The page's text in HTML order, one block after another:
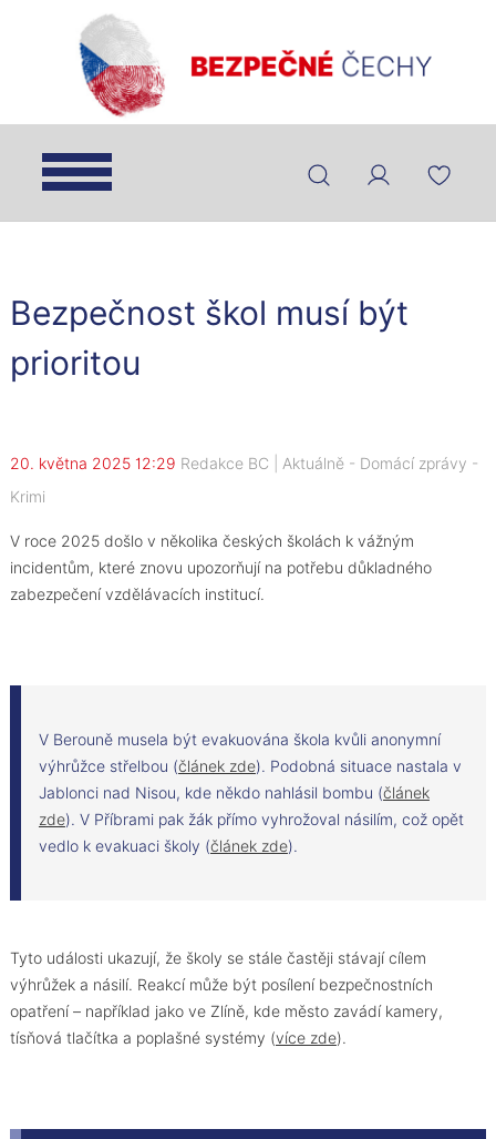
Bezpečnost škol musí být
prioritou
20. května 2025 12:29 Redakce BC Aktuálně- Domácí zprávy -
Krimi
V roce 2025 došlo v několika českých školách k vážným
incidentům, které znovu upozorňují na potřebu důkladného
zabezpečení vzdělávacích institucí.
V Berouně musela být evakuována škola kvůli anonymní
výhrůžce střelbou (článek zde). Podobná situace nastala v
Jablonci nad Nisou, kde někdo nahlásil bombu (článek
zde). V Příbrami pak žák přímo vyhrožoval násilím, což opět
vedlo k evakuaci školy (článek zde).
Tyto události ukazují, že školy se stále častěji stávají cílem
výhrůžek a násilí. Reakcí může být posílení bezpečnostních
opatření – například jako ve Zlíně, kde město zavádí kamery,
tísňová tlačítka a poplašné systémy (více zde).